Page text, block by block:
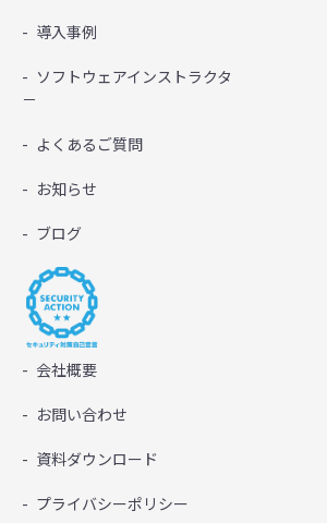
導入事例
ソフトウェアインストラクタ
－
よくあるご質問
お知らせ
ブログ
会社概要
お問い合わせ
資料ダウンロード
プライバシーポリシー